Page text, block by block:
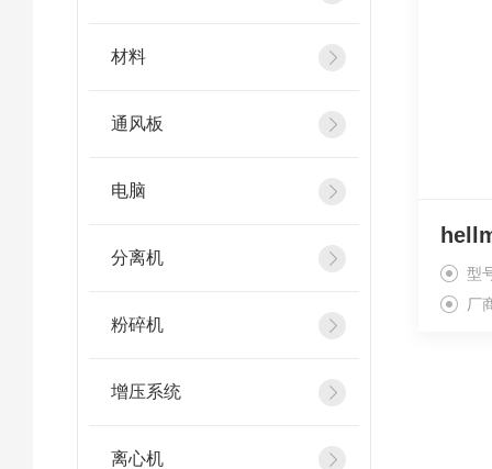
材料
通风板
电脑
分离机
粉碎机
增压系统
离心机
型
厂